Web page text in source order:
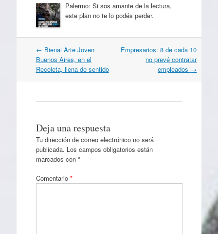
Palermo: Si sos amante de la lectura,
este plan no te lo podés perder.
Navegación
por
artículos
← Bienal Arte Joven
Buenos Aires, en el
Recoleta, llena de sentido
Empresarios: 8 de cada 10
no prevé contratar
empleados →
Deja una respuesta
Tu dirección de correo electrónico no será
publicada. Los campos obligatorios están
marcados con *
Comentario *